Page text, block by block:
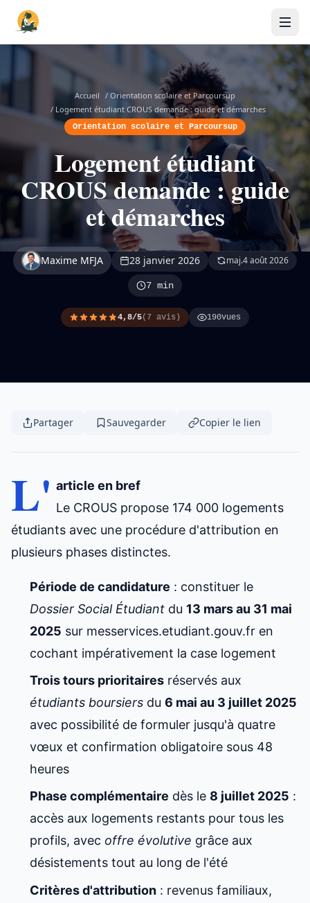
Accueil / Orientation scolaire et Parcoursup
/ Logement étudiant CROUS demande : guide et démarches
Orientation scolaire et Parcoursup
Logement étudiant
CROUS demande : guide
et démarches
Maxime MFJA 28 janvier 2026 maj.4 août 2026
7 min
4,8/5(7 avis) 190vues
Partager Sauvegarder Copier le lien
L' article en bref
Le CROUS propose 174 000 logements
étudiants avec une procédure d'attribution en
plusieurs phases distinctes.
Période de candidature : constituer le
Dossier Social Étudiant du 13 mars au 31 mai
2025 sur messervices.etudiant.gouv.fr en
cochant impérativement la case logement
Trois tours prioritaires réservés aux
étudiants boursiers du 6 mai au 3 juillet 2025
avec possibilité de formuler jusqu'à quatre
vœux et confirmation obligatoire sous 48
heures
Phase complémentaire dès le 8 juillet 2025 :
accès aux logements restants pour tous les
profils, avec offre évolutive grâce aux
désistements tout au long de l'été
Critères d'attribution : revenus familiaux,